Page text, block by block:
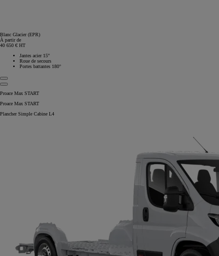
Blanc Glacier (EPR)
À partir de
40 650 € HT
Jantes acier 15''
Roue de secours
Portes battantes 180°
Proace Max START
Proace Max START
Plancher Simple Cabine L4